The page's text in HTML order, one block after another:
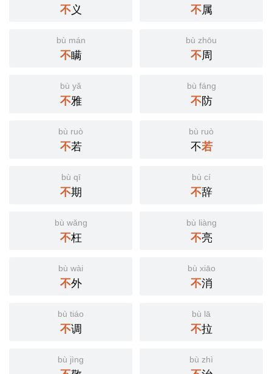
不义 不属
bù mán
不瞒
bù zhōu
不周
bù yǎ
不雅
bù fáng
不防
bù ruò
不若
bù ruò
不若
bù qī
不期
bù cí
不辞
bù wǎng
不枉
bù liàng
不亮
bù wài
不外
bù xiāo
不消
bù tiáo
不调
bù lā
不拉
bù jìng bù zhì